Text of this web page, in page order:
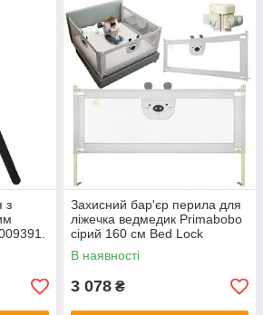
з
Захисний бар'єр перила для
ліжечка ведмедик Primabobo
сірий 160 см Bed Lock
кишеня.
В наявності
3 078 ₴